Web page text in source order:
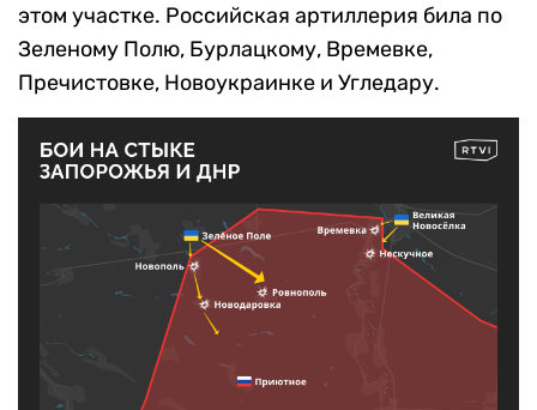
этом участке. Российская артиллерия била по
Зеленому Полю, Бурлацкому, Времевке,
Пречистовке, Новоукраинке и Угледару.